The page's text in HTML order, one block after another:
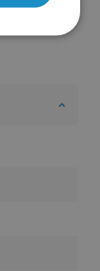
ROMANIAN